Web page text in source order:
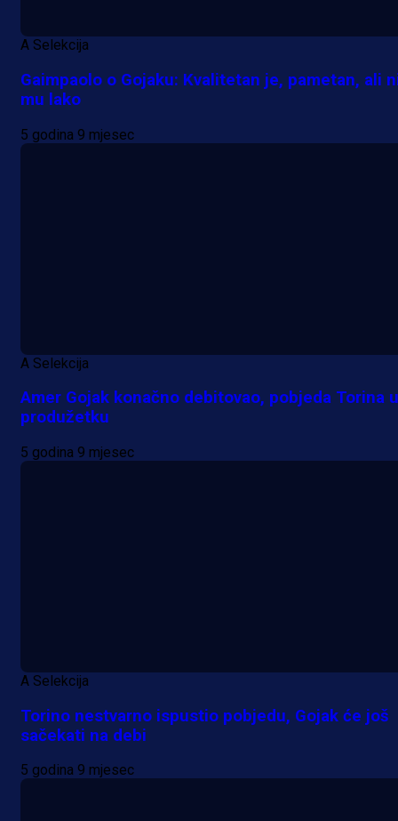
A Selekcija
Gaimpaolo o Gojaku: Kvalitetan je, pametan, ali
mu lako
5 godina 9 mjesec
A Selekcija
Amer Gojak konačno debitovao, pobjeda Torina u
produžetku
5 godina 9 mjesec
A Selekcija
Torino nestvarno ispustio pobjedu, Gojak će još
sačekati na debi
5 godina 9 mjesec